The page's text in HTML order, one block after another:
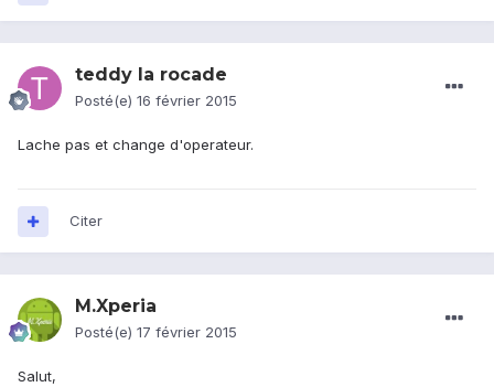
teddy la rocade
Posté(e) 16 février 2015
Lache pas et change d'operateur.
Citer
M.Xperia
Posté(e) 17 février 2015
Salut,